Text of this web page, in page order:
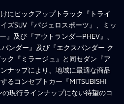
にピックアップトラック『トライ
ズSUV『パジェロスポーツ』、ミッ
』及び『アウトランダーPHEV』、
ンダー』及び『エクスパンダー ク
ク『ミラージュ』と同セダン『ア
ナップにより、地域に最適な商品
るコンセプトカー『MITSUBISHI
の現行ラインナップにない待望のコ